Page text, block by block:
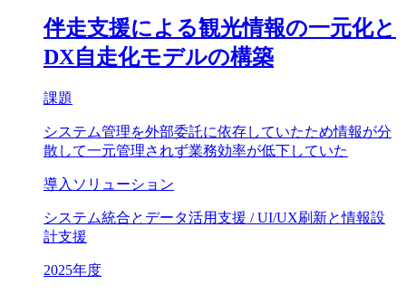
伴走支援による観光情報の一元化と
DX自走化モデルの構築
課題
システム管理を外部委託に依存していたため情報が分
散して一元管理されず業務効率が低下していた
導入ソリューション
システム統合とデータ活用支援 / UI/UX刷新と情報設
計支援
2025年度